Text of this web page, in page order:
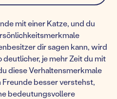
mit einer Katze, und du
dir sagen kann, wird
deutlicher, je mehr Zeit du mit
diese Verhaltensmerkmale
besser verstehst,
bedeutungsvollere